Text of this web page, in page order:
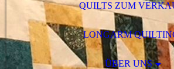
QUILTS ZUM
LONGARM
ÜBER UNS